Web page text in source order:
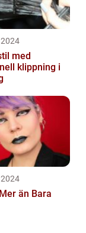
med
klippning i
än Bara